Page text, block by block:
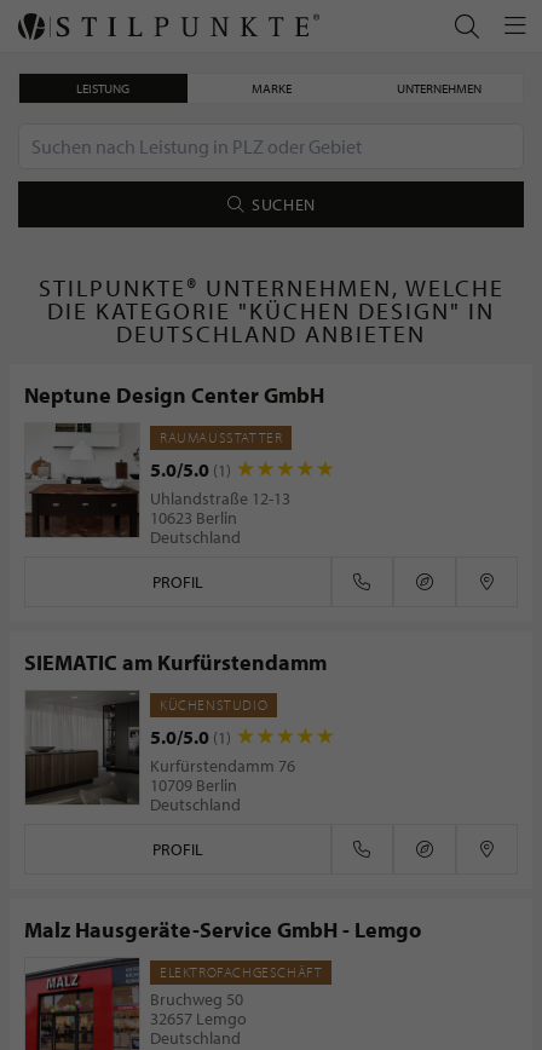
LEISTUNG MARKE UNTERNEHMEN
SUCHEN
STILPUNKTE® UNTERNEHMEN, WELCHE
DIE KATEGORIE "KÜCHEN DESIGN" IN
DEUTSCHLAND ANBIETEN
Neptune Design Center GmbH
RAUMAUSSTATTER
5.0/5.0 (1)
Uhlandstraße 12-13
10623 Berlin
Deutschland
PROFIL
SIEMATIC am Kurfürstendamm
KÜCHENSTUDIO
5.0/5.0 (1)
Kurfürstendamm 76
10709 Berlin
Deutschland
PROFIL
Malz Hausgeräte-Service GmbH - Lemgo
ELEKTROFACHGESCHÄFT
Bruchweg 50
32657 Lemgo
Deutschland